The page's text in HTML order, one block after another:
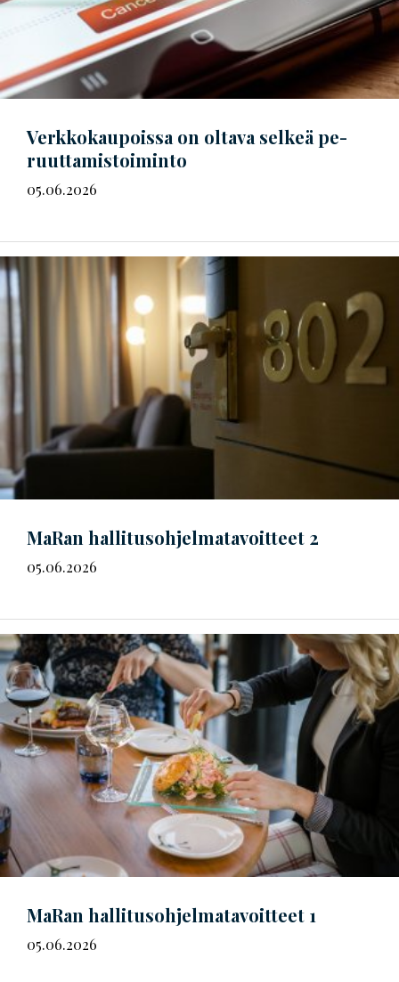
Verkkokaupoissa on oltava selkeä pe­
ruut­ta­mis­toi­min­to
05.06.2026
MaRan hal­li­tus­oh­jel­ma­ta­voit­teet 2
05.06.2026
MaRan hal­li­tus­oh­jel­ma­ta­voit­teet 1
05.06.2026